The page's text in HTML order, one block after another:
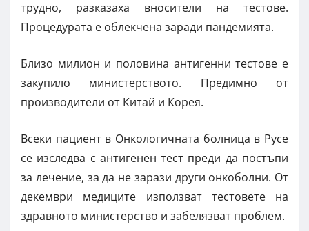
трудно, разказаха вносители на тестове.
Процедурата е облекчена заради пандемията.
Близо милион и половина антигенни тестове е
закупило министерството. Предимно от
производители от Китай и Корея.
Всеки пациент в Онкологичната болница в Русе
се изследва с антигенен тест преди да постъпи
за лечение, за да не зарази други онкоболни. От
декември медиците използват тестовете на
здравното министерство и забелязват проблем.